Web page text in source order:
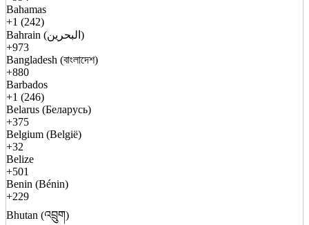
Bahamas
+1 (242)
Bahrain (البحرين)
+973
Bangladesh (বাংলাদেশ)
+880
Barbados
+1 (246)
Belarus (Беларусь)
+375
Belgium (België)
+32
Belize
+501
Benin (Bénin)
+229
Bhutan (འབྲུག)